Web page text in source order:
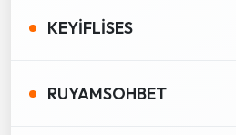
KEYİFLİSES
RUYAMSOHBET